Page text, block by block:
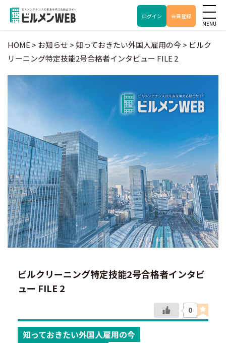
ログイン 会員登録
HOME > お知らせ >知っておきたい外国人雇用の今 > ビルク
リーニング特定技能2号合格者インタビュー FILE 2
ビルクリーニング特定技能2号合格者インタビ
ュー FILE 2
0
知っておきたい外国人雇用の今